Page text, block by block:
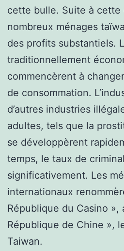
cette bulle. Suite à cette
nombreux ménages
des profits substantiels.
traditionnellement
commencèrent à
de consommation.
d’autres industries
adultes, tels que la
se développèrent
temps, le taux de
significativement. Les
internationaux
République du Casino »,
République de Chine »,
Taiwan.